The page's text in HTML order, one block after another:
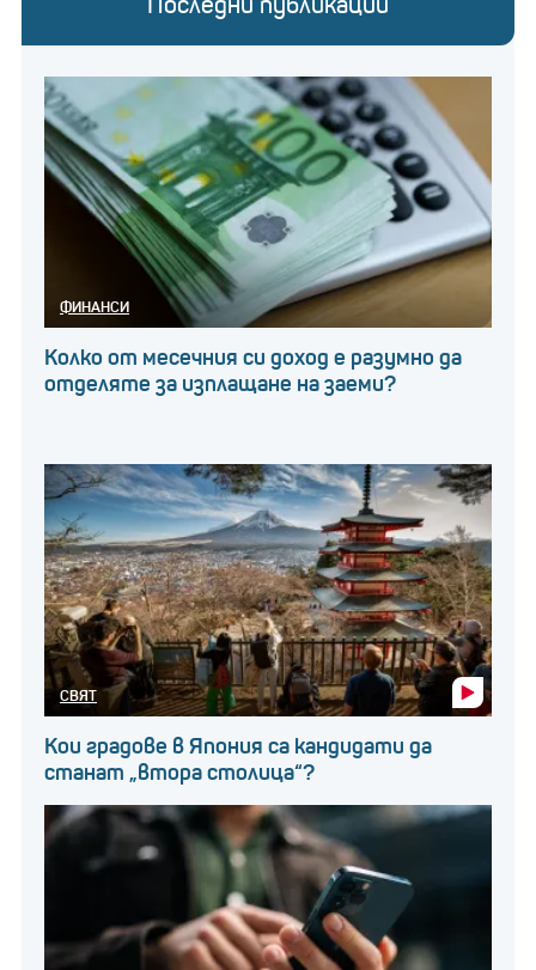
ФИНАНСИ
Колко от месечния си доход е разумно да
отделяте за изплащане на заеми?
СВЯТ
Кои градове в Япония са кандидати да
станат „втора столица“?